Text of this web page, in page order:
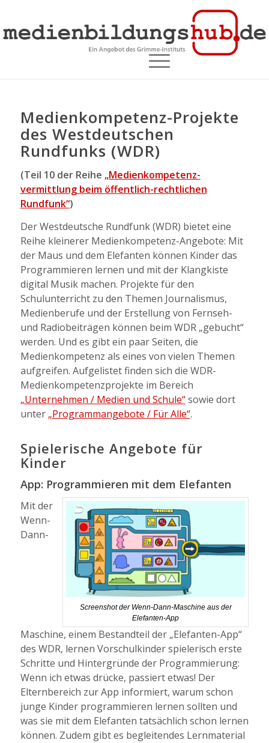
Medienkompetenz-Projekte
des Westdeutschen
Rundfunks (WDR)
(Teil 10 der Reihe „Medienkompetenz­
vermittlung beim öffentlich-rechtlichen
Rundfunk“)
Der Westdeutsche Rundfunk (WDR) bietet eine
Reihe kleinerer Medienkompetenz-Angebote: Mit
der Maus und dem Elefanten können Kinder das
Programmieren lernen und mit der Klangkiste
digital Musik machen. Projekte für den
Schulunterricht zu den Themen Journalismus,
Medienberufe und der Erstellung von Fernseh-
und Radiobeiträgen können beim WDR „gebucht“
werden. Und es gibt ein paar Seiten, die
Medienkompetenz als eines von vielen Themen
aufgreifen. Aufgelistet finden sich die WDR-
Medienkompetenzprojekte im Bereich
„Unternehmen / Medien und Schule“sowie dort
unter „Programmangebote / Für Alle“.
Spielerische Angebote für
Kinder
App: Programmieren mit dem Elefanten
Screenshot der Wenn-Dann-Maschine aus der
Elefanten-App
Mit der
Wenn-
Dann-
Maschine, einem Bestandteil der „Elefanten-App“
des WDR, lernen Vorschulkinder spielerisch erste
Schritte und Hintergründe der Programmierung:
Wenn ich etwas drücke, passiert etwas! Der
Elternbereich zur App informiert, warum schon
junge Kinder programmieren lernen sollten und
was sie mit dem Elefanten tatsächlich schon lernen
können. Zudem gibt es begleitendes Lernmaterial